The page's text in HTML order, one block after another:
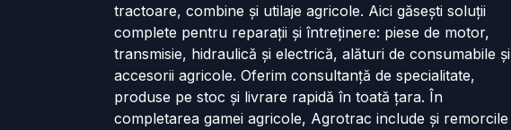
tractoare, combine și utilaje agricole. Aici găsești soluții
complete pentru reparații și întreținere: piese de motor,
transmisie, hidraulică și electrică, alături de consumabile și
accesorii agricole. Oferim consultanță de specialitate,
produse pe stoc și livrare rapidă în toată țara. În
completarea gamei agricole, Agrotrac include și remorcile